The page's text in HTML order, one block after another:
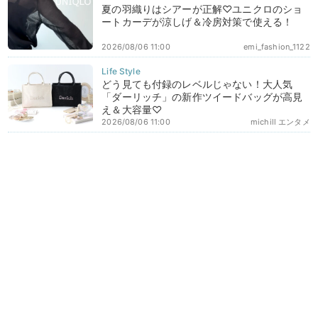
夏の羽織りはシアーが正解♡ユニクロのショ
ートカーデが涼しげ＆冷房対策で使える！
emi_fashion_1122
2026/08/06 11:00
どう見ても付録のレベルじゃない！大人気
「ダーリッチ」の新作ツイードバッグが高見
え＆大容量♡
michill エンタメ
2026/08/06 11:00